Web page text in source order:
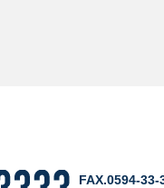
FAX.0594-33-